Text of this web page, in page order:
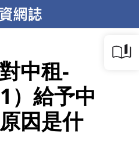
中租-
）給予中
因是什